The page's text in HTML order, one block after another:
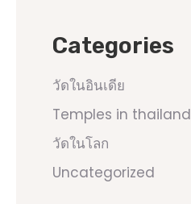
Categories
วัดในอินเดีย
Temples in thailand
วัดในโลก
Uncategorized